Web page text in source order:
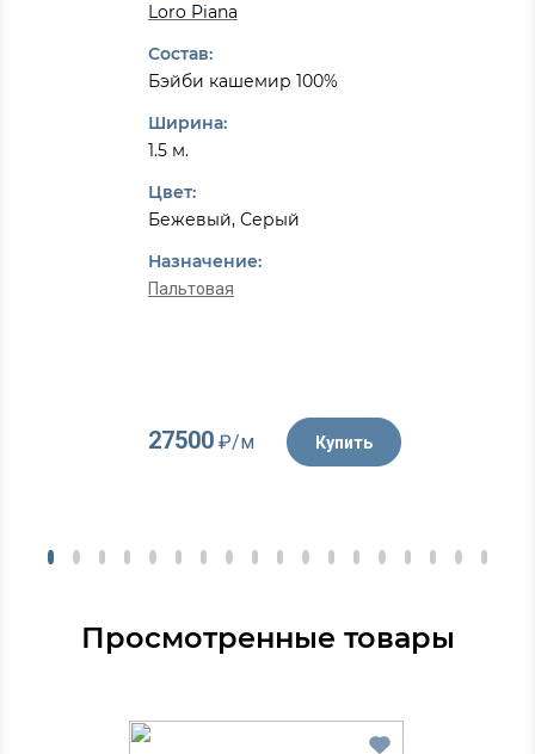
Loro Piana
Состав:
Бэйби кашемир 100%
Ширина:
1.5 м.
Цвет:
Бежевый, Серый
Назначение:
Пальтовая
27500₽/м Купить
Просмотренные товары